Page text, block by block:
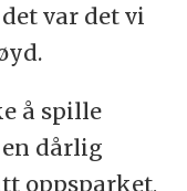
var det vi
å spille
dårlig
oppsparket,